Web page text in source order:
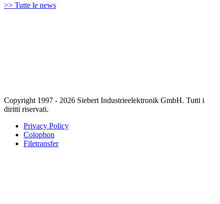
>> Tutte le news
Copyright 1997 - 2026 Siebert Industrieelektronik GmbH. Tutti i
diritti riservati.
Privacy Policy
Colophon
Filetransfer